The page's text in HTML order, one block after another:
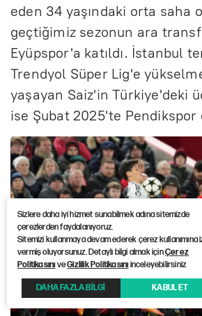
eden 34 yaşındaki orta saha
geçtiğimiz sezonun ara
Eyüpspor'a katıldı. İstanbul
Trendyol Süper Lig'e
yaşayan Saiz'in Türkiye'deki
ise Şubat 2025'te Pendikspor
Sizlere daha iyi hizmet sunabilmek adına sitemizde
çerezlerden faydalanıyoruz.
Sitemizi kullanmaya devam ederek çerez kullanımına
vermiş oluyorsunuz. Detaylı bilgi almak içinÇerez
PolitikasınıveGizlilik Politikasınıinceleyebilirsiniz
DAHA FAZLA BİLGİ KABUL ET